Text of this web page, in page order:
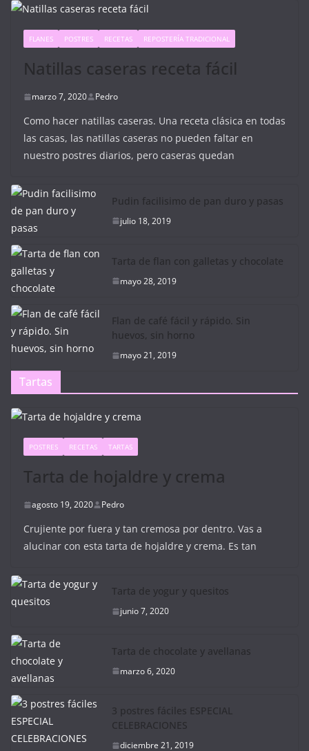
FLANES POSTRES RECETAS REPOSTERÍA TRADICIONAL
Natillas caseras receta fácil
marzo 7, 2020 Pedro
Como hacer natillas caseras. Una receta clásica en todas
las casas, las natillas caseras no pueden faltar en
nuestro postres diarios, pero caseras quedan
Pudin facilisimo de pan duro y pasas
julio 18, 2019
Tarta de flan con galletas y chocolate
mayo 28, 2019
Flan de café fácil y rápido. Sin
huevos, sin horno
mayo 21, 2019
Tartas
POSTRES RECETAS TARTAS
Tarta de hojaldre y crema
agosto 19, 2020 Pedro
Crujiente por fuera y tan cremosa por dentro. Vas a
alucinar con esta tarta de hojaldre y crema. Es tan
Tarta de yogur y quesitos
junio 7, 2020
Tarta de chocolate y avellanas
marzo 6, 2020
3 postres fáciles ESPECIAL
CELEBRACIONES
diciembre 21, 2019